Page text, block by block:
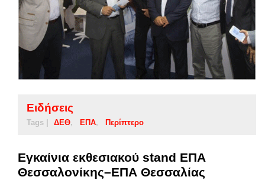
Ειδήσεις
Tags | ΔΕΘ ΕΠΑ Περίπτερο
Εγκαίνια εκθεσιακού stand ΕΠΑ
Θεσσαλονίκης–ΕΠΑ Θεσσαλίας